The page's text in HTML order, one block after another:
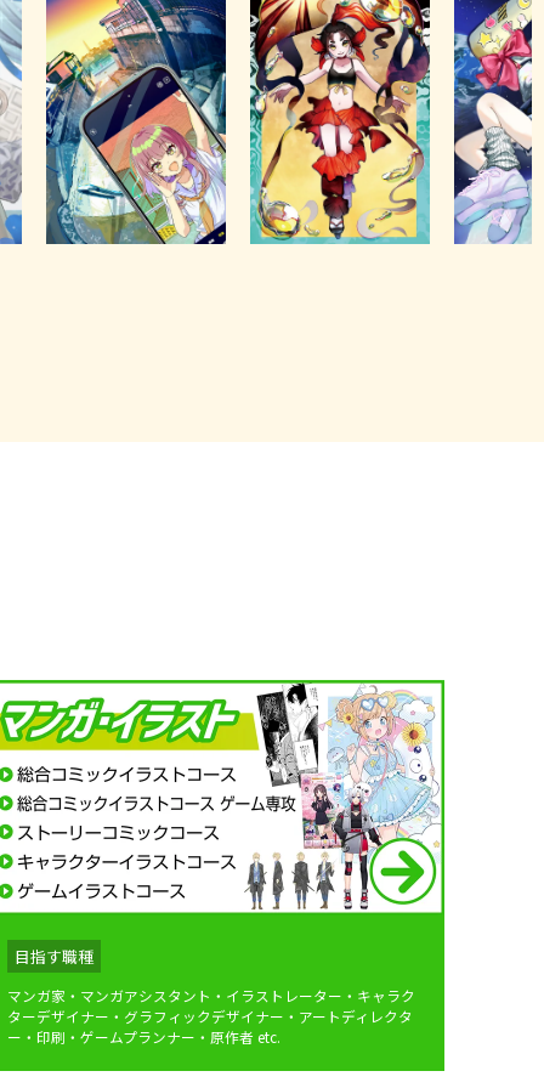
目指す職種
マンガ家・マンガアシスタント・イラストレーター・キャラク
ターデザイナー・グラフィックデザイナー・アートディレクタ
ー・印刷・ゲームプランナー・原作者 etc.